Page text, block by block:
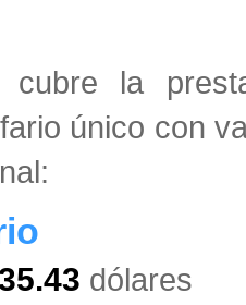
la
único con
dólares